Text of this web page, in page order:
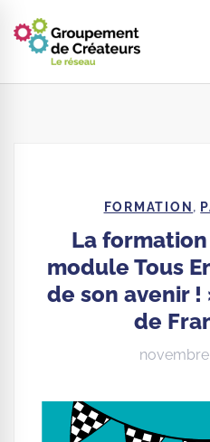
FORMATION ,
La
module Tous
de son avenir !
de
novembre